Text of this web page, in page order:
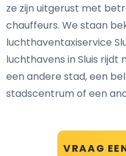
VRAAG
ze zijn uitgerust met
chauffeurs. We staan
luchthaventaxiservice
luchthavens in Sluis
een andere stad, een
stadscentrum of een